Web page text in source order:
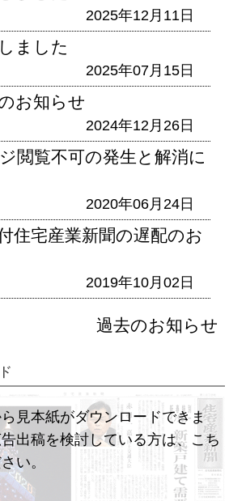
2025年12月11日
ました
2025年07月15日
お知らせ
2024年12月26日
閲覧不可の発生と解消に
2020年06月24日
住宅産業新聞の遅配のお
2019年10月02日
過去のお知らせ
見本紙がダウンロードできま
出稿を検討している方は、こち
い。